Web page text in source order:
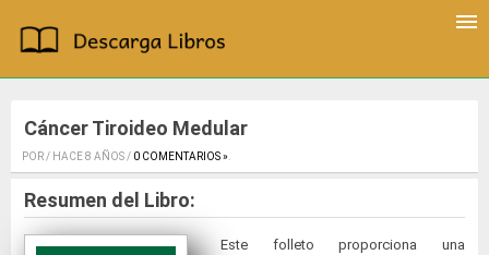
Cáncer Tiroideo Medular
POR / HACE 8 AÑOS / 0 COMENTARIOS ».
Resumen del Libro:
Este folleto proporciona una